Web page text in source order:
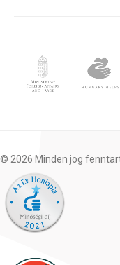
© 2026 Minden jog